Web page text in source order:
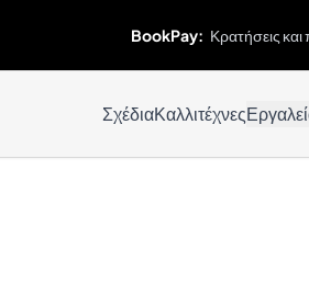
BookPay: Κρατήσεις
ΣχέδιαΚαλλιτέχνες